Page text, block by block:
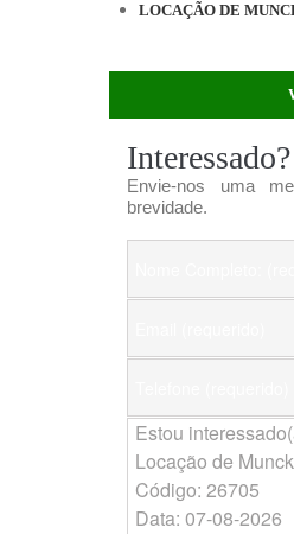
LOCAÇÃO DE
Interessado?
Envie-nos uma
brevidade.